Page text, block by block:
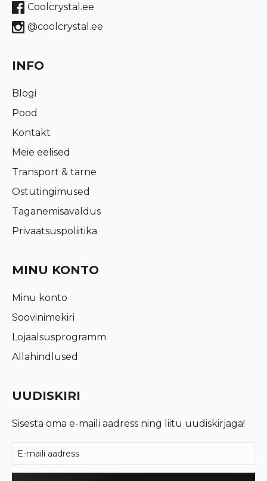
Coolcrystal.ee
@coolcrystal.ee
INFO
Blogi
Pood
Kontakt
Meie eelised
Transport & tarne
Ostutingimused
Taganemisavaldus
Privaatsuspoliitika
MINU KONTO
Minu konto
Soovinimekiri
Lojaalsusprogramm
Allahindlused
UUDISKIRI
Sisesta oma e-maili aadress ning liitu uudiskirjaga!